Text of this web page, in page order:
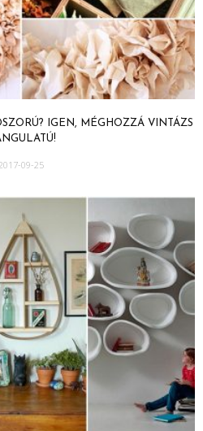
IGEN, MÉGHOZZÁ VINTÁZS
2017-09-25